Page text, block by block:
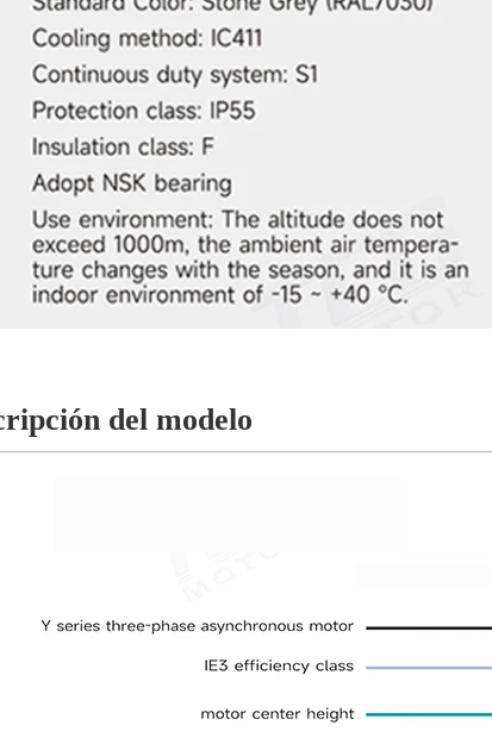
del modelo